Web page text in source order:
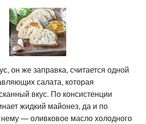
он же заправка, считается одной
салата, которая
вкус. По консистенции
жидкий майонез, да и по
нему — оливковое масло холодного